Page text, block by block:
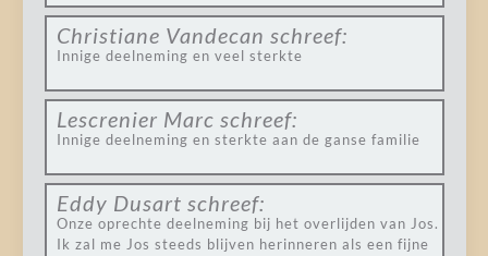
Christiane Vandecan schreef:
Innige deelneming en veel sterkte
Lescrenier Marc schreef:
Innige deelneming en sterkte aan de ganse familie
Eddy Dusart schreef:
Onze oprechte deelneming bij het overlijden van Jos.
Ik zal me Jos steeds blijven herinneren als een fijne